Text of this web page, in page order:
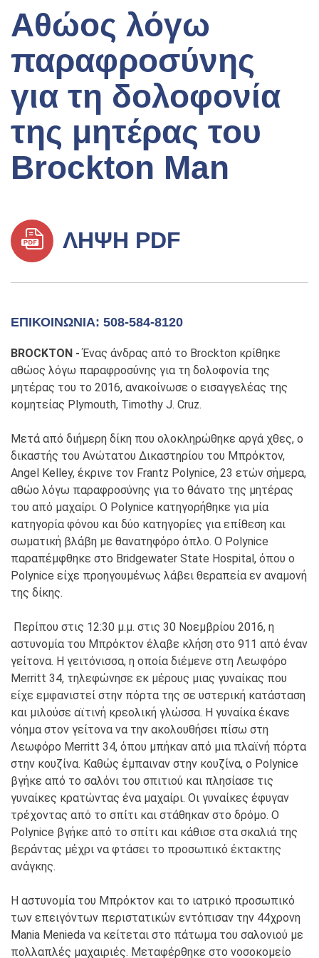
Αθώος λόγω
παραφροσύνης
για τη δολοφονία
της μητέρας του
Brockton Man
ΛΉΨΗ PDF
ΕΠΙΚΟΙΝΩΝΊΑ: 508-584-8120
BROCKTON -Ένας άνδρας από το Brockton κρίθηκε
αθώος λόγω παραφροσύνης για τη δολοφονία της
μητέρας του το 2016, ανακοίνωσε ο εισαγγελέας της
κομητείας Plymouth, Timothy J. Cruz.
Μετά από διήμερη δίκη που ολοκληρώθηκε αργά χθες, ο
δικαστής του Ανώτατου Δικαστηρίου του Μπρόκτον,
Angel Kelley, έκρινε τον Frantz Polynice, 23 ετών σήμερα,
αθώο λόγω παραφροσύνης για το θάνατο της μητέρας
του από μαχαίρι. Ο Polynice κατηγορήθηκε για μία
κατηγορία φόνου και δύο κατηγορίες για επίθεση και
σωματική βλάβη με θανατηφόρο όπλο. Ο Polynice
παραπέμφθηκε στο Bridgewater State Hospital, όπου ο
Polynice είχε προηγουμένως λάβει θεραπεία εν αναμονή
της δίκης.
Περίπου στις 12:30 μ.μ. στις 30 Νοεμβρίου 2016, η
αστυνομία του Μπρόκτον έλαβε κλήση στο 911 από έναν
γείτονα. Η γειτόνισσα, η οποία διέμενε στη Λεωφόρο
Merritt 34, τηλεφώνησε εκ μέρους μιας γυναίκας που
είχε εμφανιστεί στην πόρτα της σε υστερική κατάσταση
και μιλούσε αϊτινή κρεολική γλώσσα. Η γυναίκα έκανε
νόημα στον γείτονα να την ακολουθήσει πίσω στη
Λεωφόρο Merritt 34, όπου μπήκαν από μια πλαϊνή πόρτα
στην κουζίνα. Καθώς έμπαιναν στην κουζίνα, ο Polynice
βγήκε από το σαλόνι του σπιτιού και πλησίασε τις
γυναίκες κρατώντας ένα μαχαίρι. Οι γυναίκες έφυγαν
τρέχοντας από το σπίτι και στάθηκαν στο δρόμο. Ο
Polynice βγήκε από το σπίτι και κάθισε στα σκαλιά της
βεράντας μέχρι να φτάσει το προσωπικό έκτακτης
ανάγκης.
Η αστυνομία του Μπρόκτον και το ιατρικό προσωπικό
των επειγόντων περιστατικών εντόπισαν την 44χρονη
Mania Menieda να κείτεται στο πάτωμα του σαλονιού με
πολλαπλές μαχαιριές. Μεταφέρθηκε στο νοσοκομείο